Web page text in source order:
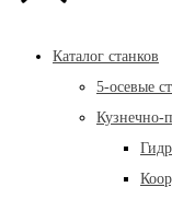
Каталог станков
5-осевые
Кузнечно-